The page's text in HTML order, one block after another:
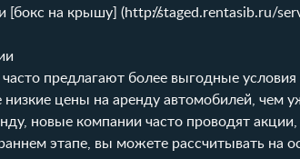
[бокс на крышу] (http://staged.rentasib.ru/
предлагают более выгодные условия
цены на аренду автомобилей, чем
новые компании часто проводят
этапе, вы можете рассчитывать на